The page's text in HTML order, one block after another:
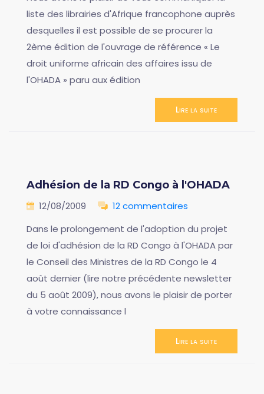
liste des librairies d'Afrique francophone auprès
desquelles il est possible de se procurer la
2ème édition de l'ouvrage de référence « Le
droit uniforme africain des affaires issu de
l'OHADA » paru aux édition
Lire la suite
Adhésion de la RD Congo à l'OHADA
12/08/2009
12 commentaires
Dans le prolongement de l'adoption du projet
de loi d'adhésion de la RD Congo à l'OHADA par
le Conseil des Ministres de la RD Congo le 4
août dernier (lire notre précédente newsletter
du 5 août 2009), nous avons le plaisir de porter
à votre connaissance l
Lire la suite